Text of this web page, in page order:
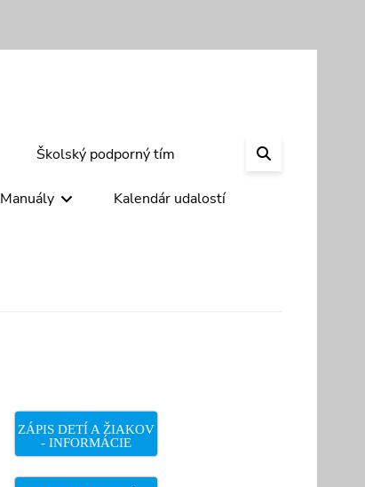
Školský podporný tím
Manuály Kalendár udalostí
ZÁPIS DETÍ A ŽIAKOV
- INFORMÁCIE